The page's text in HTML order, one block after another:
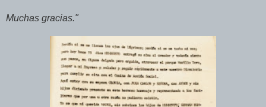
Muchas gracias."